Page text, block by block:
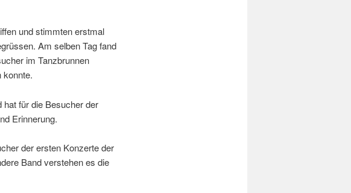
und stimmten erstmal
Am selben Tag fand
im Tanzbrunnen
konnte.
hat für die Besucher der
Erinnerung.
der ersten Konzerte der
Band verstehen es die